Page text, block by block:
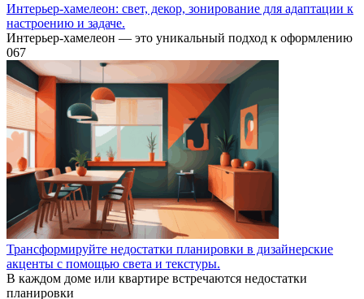
Интерьер-хамелеон: свет, декор, зонирование для адаптации к
настроению и задаче.
Интерьер-хамелеон — это уникальный подход к оформлению
067
Трансформируйте недостатки планировки в дизайнерские
акценты с помощью света и текстуры.
В каждом доме или квартире встречаются недостатки
планировки